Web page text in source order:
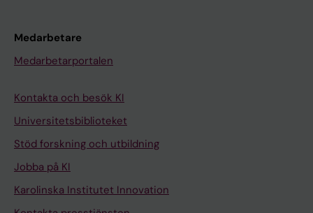
Medarbetare
Medarbetarportalen
Kontakta och besök KI
Universitetsbiblioteket
Stöd forskning och utbildning
Jobba på KI
Karolinska Institutet Innovation